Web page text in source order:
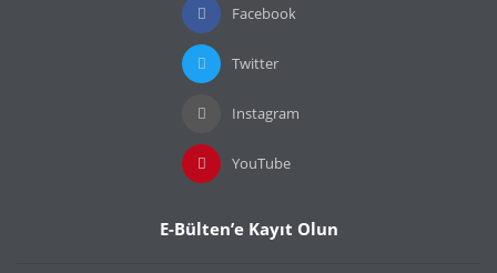
Facebook
Twitter
Instagram
YouTube
E-Bülten’e Kayıt Olun